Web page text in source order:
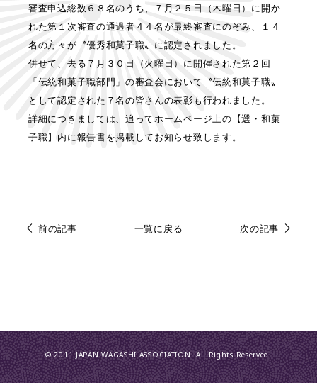
審査申込総数６８名のうち、７月２５日（木曜日）に開か
れた第１次審査の通過者４４名が最終審査にのぞみ、１４
名の方々が〝優秀和菓子職〟に認定されました。
併せて、去る７月３０日（火曜日）に開催された第２回
「伝統和菓子職部門」の審査会において〝伝統和菓子職〟
として認定された７名の皆さんの表彰も行われました。
詳細につきましては、追ってホームページ上の【選・和菓
子職】内に報告書を掲載してお知らせ致します。
前の記事 一覧に戻る 次の記事
© 2011 JAPAN WAGASHI ASSOCIATION. All Rights Reserved.